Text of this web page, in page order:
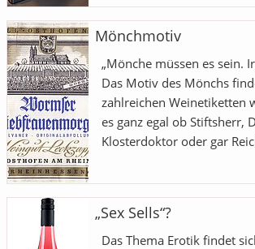
Mönchmotiv
„Mönche müssen es sein.
Das Motiv des Mönchs
zahlreichen Weinetiketten
es ganz egal ob Stiftsherr,
Klosterdoktor oder gar
„Sex Sells“?
Das Thema Erotik findet